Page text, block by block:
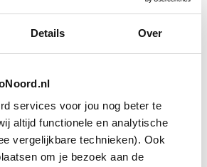
Details Over
services voor jou nog beter te
altijd functionele en analytische
vergelijkbare technieken). Ook
om je bezoek aan de
Nee
image/jpeg,21 KB